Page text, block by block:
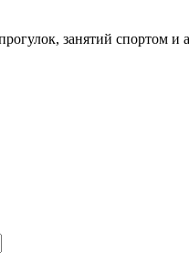
занятий спортом и